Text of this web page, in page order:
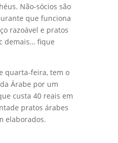
Não-sócios são
que funciona
razoável e pratos
demais… fique
quarta-feira, tem o
Árabe por um
custa 40 reais em
pratos árabes
elaborados.